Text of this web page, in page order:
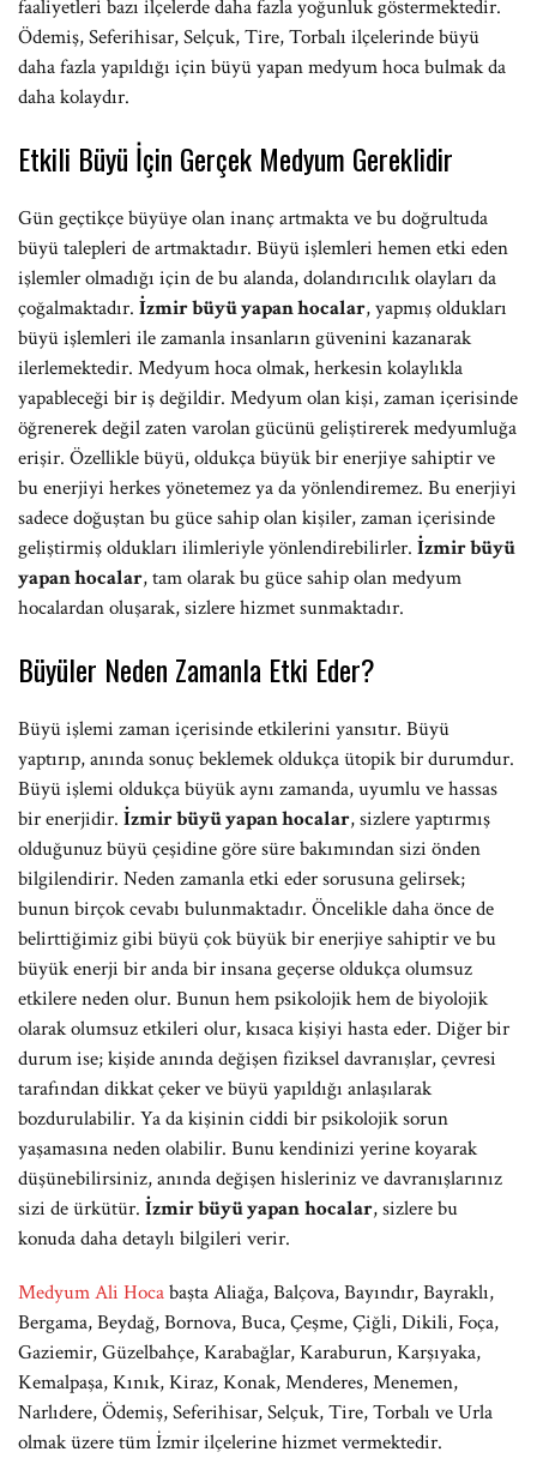
faaliyetleri bazı ilçelerde daha fazla yoğunluk göstermektedir.
Ödemiş, Seferihisar, Selçuk, Tire, Torbalı ilçelerinde büyü
daha fazla yapıldığı için büyü yapan medyum hoca bulmak da
daha kolaydır.
Etkili Büyü İçin Gerçek Medyum Gereklidir
Gün geçtikçe büyüye olan inanç artmakta ve bu doğrultuda
büyü talepleri de artmaktadır. Büyü işlemleri hemen etki eden
işlemler olmadığı için de bu alanda, dolandırıcılık olayları da
çoğalmaktadır. İzmir büyü yapan hocalar, yapmış oldukları
büyü işlemleri ile zamanla insanların güvenini kazanarak
ilerlemektedir. Medyum hoca olmak, herkesin kolaylıkla
yapableceği bir iş değildir. Medyum olan kişi, zaman içerisinde
öğrenerek değil zaten varolan gücünü geliştirerek medyumluğa
erişir. Özellikle büyü, oldukça büyük bir enerjiye sahiptir ve
bu enerjiyi herkes yönetemez ya da yönlendiremez. Bu enerjiyi
sadece doğuştan bu güce sahip olan kişiler, zaman içerisinde
geliştirmiş oldukları ilimleriyle yönlendirebilirler. İzmir büyü
yapan hocalar, tam olarak bu güce sahip olan medyum
hocalardan oluşarak, sizlere hizmet sunmaktadır.
Büyüler Neden Zamanla Etki Eder?
Büyü işlemi zaman içerisinde etkilerini yansıtır. Büyü
yaptırıp, anında sonuç beklemek oldukça ütopik bir durumdur.
Büyü işlemi oldukça büyük aynı zamanda, uyumlu ve hassas
bir enerjidir. İzmir büyü yapan hocalar, sizlere yaptırmış
olduğunuz büyü çeşidine göre süre bakımından sizi önden
bilgilendirir. Neden zamanla etki eder sorusuna gelirsek;
bunun birçok cevabı bulunmaktadır. Öncelikle daha önce de
belirttiğimiz gibi büyü çok büyük bir enerjiye sahiptir ve bu
büyük enerji bir anda bir insana geçerse oldukça olumsuz
etkilere neden olur. Bunun hem psikolojik hem de biyolojik
olarak olumsuz etkileri olur, kısaca kişiyi hasta eder. Diğer bir
durum ise; kişide anında değişen fiziksel davranışlar, çevresi
tarafından dikkat çeker ve büyü yapıldığı anlaşılarak
bozdurulabilir. Ya da kişinin ciddi bir psikolojik sorun
yaşamasına neden olabilir. Bunu kendinizi yerine koyarak
düşünebilirsiniz, anında değişen hisleriniz ve davranışlarınız
sizi de ürkütür. İzmir büyü yapanhocalar, sizlere bu
konuda daha detaylı bilgileri verir.
Medyum Ali Hocabaşta Aliağa, Balçova, Bayındır, Bayraklı,
Bergama, Beydağ, Bornova, Buca, Çeşme, Çiğli, Dikili, Foça,
Gaziemir, Güzelbahçe, Karabağlar, Karaburun, Karşıyaka,
Kemalpaşa, Kınık, Kiraz, Konak, Menderes, Menemen,
Narlıdere, Ödemiş, Seferihisar, Selçuk, Tire, Torbalı ve Urla
olmak üzere tüm İzmir ilçelerine hizmet vermektedir.